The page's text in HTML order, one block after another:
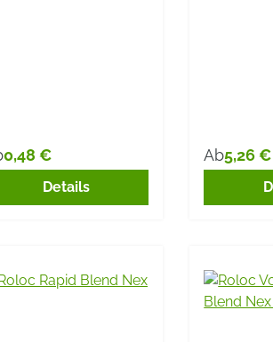
Preis:
0,48 €
Details
Ab5,26 €